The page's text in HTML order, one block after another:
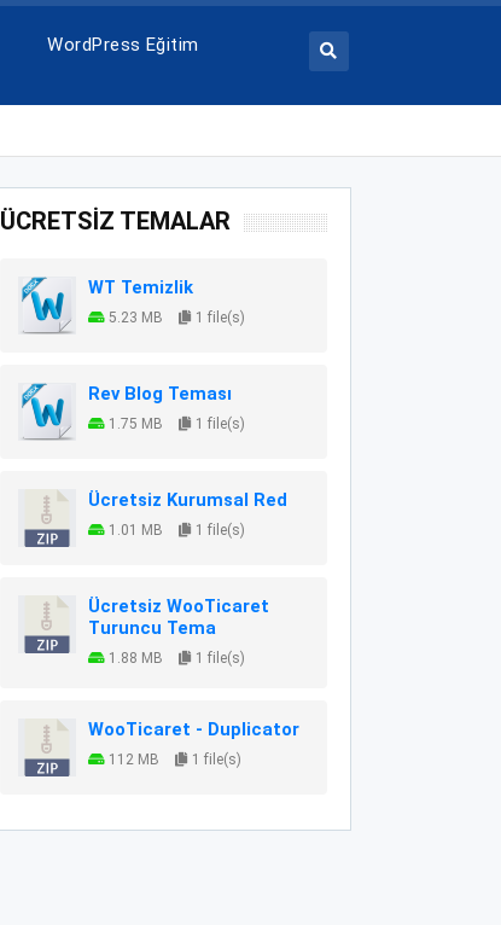
WordPress Eğitim
ÜCRETSİZ TEMALAR
WT Temizlik
5.23 MB 1 file(s)
Rev Blog Teması
1.75 MB 1 file(s)
Ücretsiz Kurumsal Red
1.01 MB 1 file(s)
Ücretsiz WooTicaret
Turuncu Tema
1.88 MB 1 file(s)
WooTicaret - Duplicator
112 MB 1 file(s)